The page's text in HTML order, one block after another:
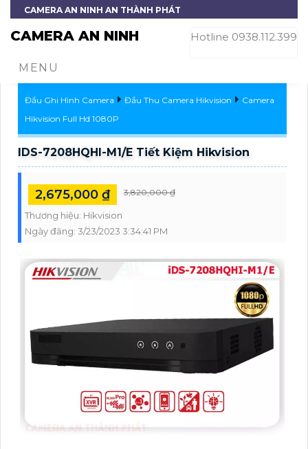
CAMERA AN NINH AN THÀNH PHÁT
CAMERA AN NINH Hotline 0938.112.399
MENU
Đầu Ghi Hình Camera Đầu Thu Camera Hikvision
Camera
Hikvision Full Hd 1080P
IDS-7208HQHI-M1/E Tiết Kiệm Hikvision
2,675,000 ₫ 3,820,000 ₫
Thương hiệu: Hikvision
Ngày đăng: 3/23/2023 3:34:41 PM